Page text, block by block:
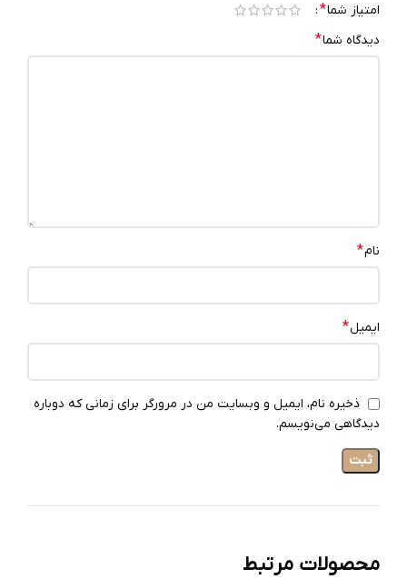
امتیاز شما*
دیدگاه شما*
نام*
ایمیل*
ذخیره نام، ایمیل و وبسایت من در مرورگر برای زمانی که دوباره
دیدگاهی می‌نویسم.
محصولات مرتبط